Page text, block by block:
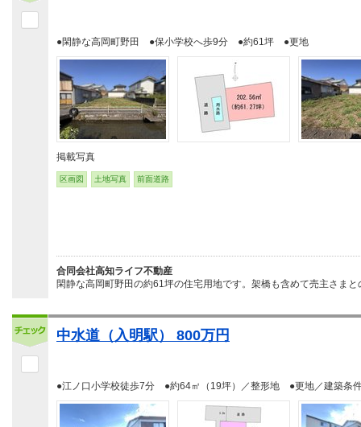
●閑静な高岡町野田 ●保小学校へ歩9分 ●約61坪 ●更地
掲載写真
区画図 土地写真 前面道路
合同会社高知ライフ不動産
閑静な高岡町野田の約61坪の住宅用地です。架橋も含めて売主さま
中水道（入明駅） 800万円
●江ノ口小学校徒歩7分 ●約64㎡（19坪）／整形地 ●更地／建築条